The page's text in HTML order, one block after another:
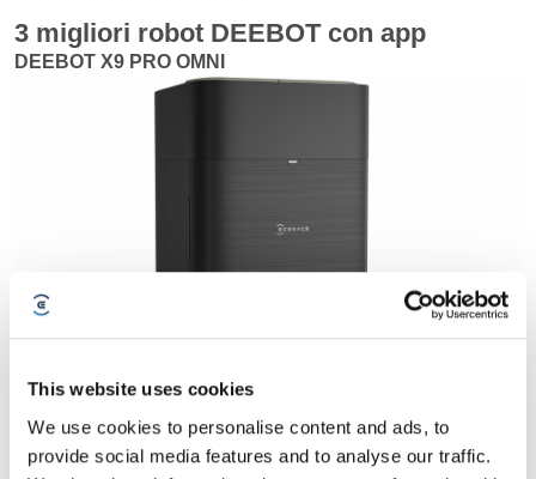
This website uses cookies
We use cookies to personalise content and ads, to
provide social media features and to analyse our traffic.
3 migliori robot DEEBOT con app
DEEBOT X9 PRO OMNI
Funzioni di pulizia avanzate controllabili tramite ECOVACS HOME
app. La tecnologia AIVI 3D 3.0 Omni-Approach utilizza un modello